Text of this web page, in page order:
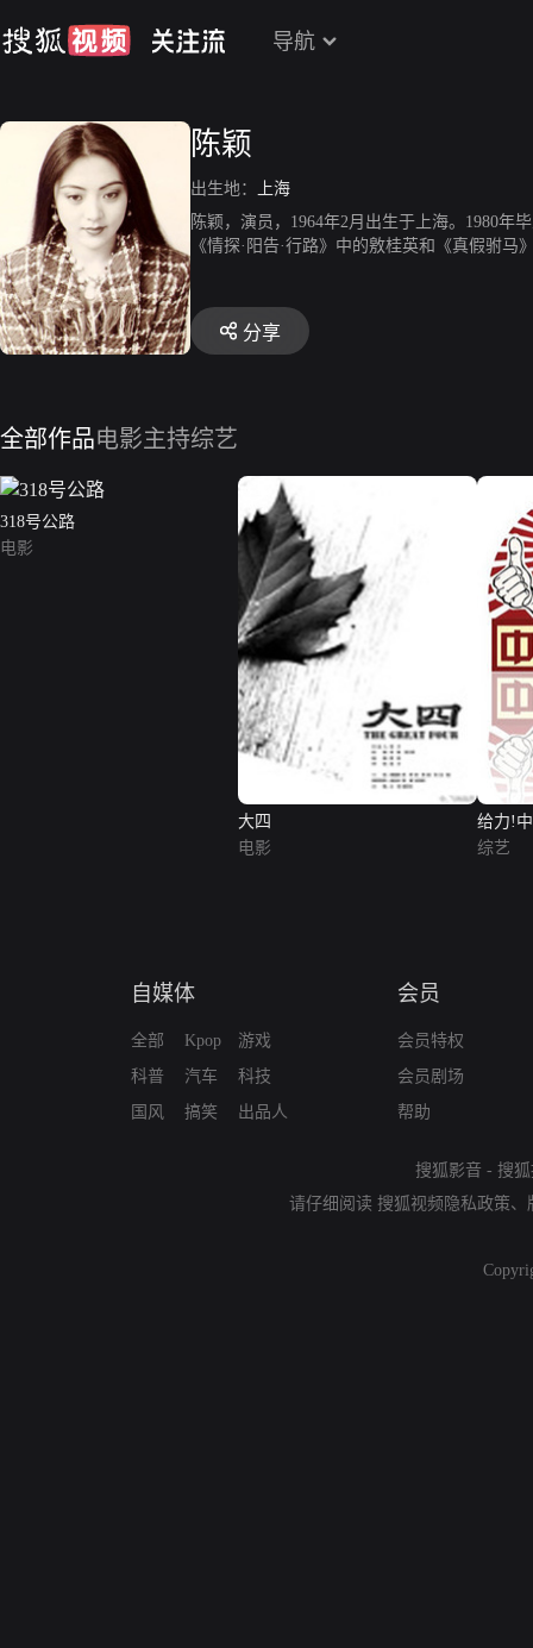
导航
陈颖
出生地：
上海
陈颖，演员，1964年2月出生于上海。1980
《情探·阳告·行路》中的敫桂英和《真假驸
分享
全部作品电影主持综艺
318号公路
电影
大四
电影
给力!
综艺
自媒体
全部
科普
国风
Kpop
汽车
搞笑
游戏
科技
出品人
会员
会员特权
会员剧场
帮助
搜狐影音 - 搜
请仔细阅读 搜狐视频隐私政策、